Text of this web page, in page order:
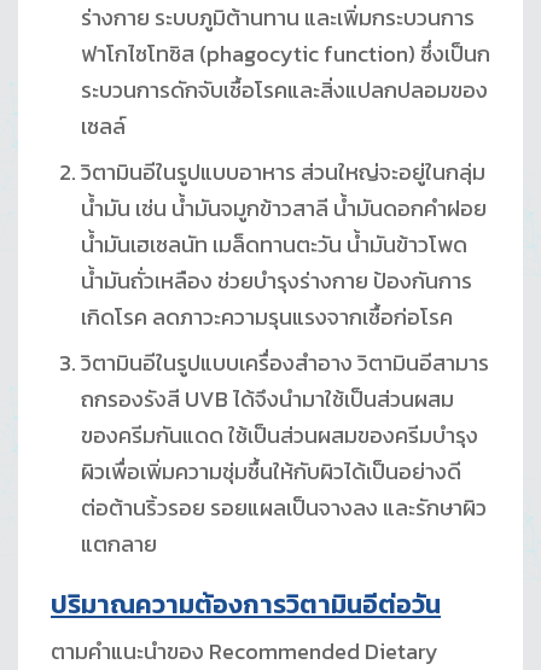
ร่างกาย ระบบภูมิต้านทาน และเพิ่มกระบวนการ
ฟาโกไซโทซิส (phagocytic function) ซึ่งเป็นก
ระบวนการดักจับเชื้อโรคและสิ่งแปลกปลอมของ
เซลล์
วิตามินอีในรูปแบบอาหาร ส่วนใหญ่จะอยู่ในกลุ่ม
น้ำมัน เช่น น้ำมันจมูกข้าวสาลี น้ำมันดอกคำฝอย
น้ำมันเฮเซลนัท เมล็ดทานตะวัน น้ำมันข้าวโพด
น้ำมันถั่วเหลือง ช่วยบำรุงร่างกาย ป้องกันการ
เกิดโรค ลดภาวะความรุนแรงจากเชื้อก่อโรค
วิตามินอีในรูปแบบเครื่องสำอาง วิตามินอีสามาร
ถกรองรังสี UVB ได้จึงนำมาใช้เป็นส่วนผสม
ของครีมกันแดด ใช้เป็นส่วนผสมของครีมบำรุง
ผิวเพื่อเพิ่มความชุ่มชื้นให้กับผิวได้เป็นอย่างดี
ต่อต้านริ้วรอย รอยแผลเป็นจางลง และรักษาผิว
แตกลาย
ปริมาณความต้องการวิตามินอีต่อวัน
ตามคำแนะนำของ Recommended Dietary